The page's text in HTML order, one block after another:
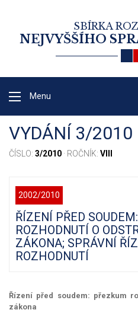
SBÍRKA
NEJVYŠŠÍHO
Menu
VYDÁNÍ 3/2010
ČÍSLO: 3/2010 · ROČNÍK: VIII
2002/2010
ŘÍZENÍ PŘED
ROZHODNUTÍ O
ZÁKONA; SPRÁVNÍ
ROZHODNUTÍ
Řízení před soudem: přezkum
zákona